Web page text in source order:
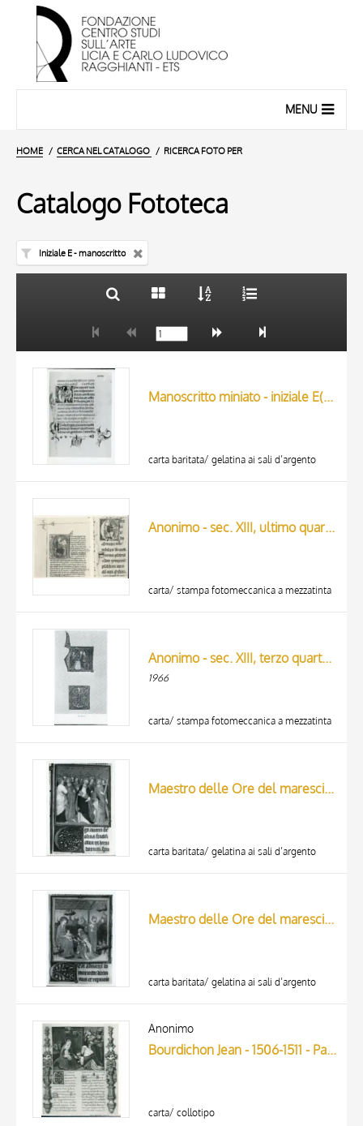
MENU
HOME CERCA NEL CATALOGO RICERCA FOTO PER
Catalogo Fototeca
Iniziale E - manoscritto
AUTORE
MATERIA E TECNICA Manoscritto miniato - iniziale E(piscoum)
carta baritata/ gelatina ai sali d’argento
Anonimo - sec. XIII, ultimo quarto - Salterio con glossa di Pietro Lombardo, due iniziali miniate
carta/ stampa fotomeccanica a mezzatinta
Anonimo - sec. XIII, terzo quarto - Iniziali da un corale inglese
1966
carta/ stampa fotomeccanica a mezzatinta
Maestro delle Ore del maresciallo Boucicaut, attr. - sec. XV, primo quarto - Lucca, Biblioteca Statale, ms. 3122, f. 285v, particolare
carta baritata/ gelatina ai sali d’argento
Maestro delle Ore del maresciallo Boucicaut, attr. - sec. XV, primo quarto - Lucca, Biblioteca Statale, ms. 3122, f. 25r, particolare
carta baritata/ gelatina ai sali d’argento
Anonimo
Bourdichon Jean - 1506-1511 - Parigi, Bibliothèque nationale de France, Latin 886, f. 31r
carta/ collotipo